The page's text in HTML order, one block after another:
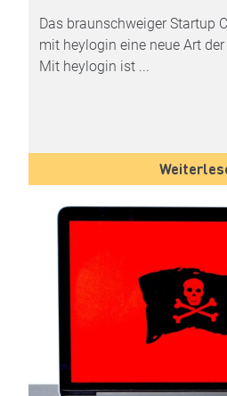
Das braunschweiger Startup
mit heylogin eine neue Art
Mit heylogin ist ...